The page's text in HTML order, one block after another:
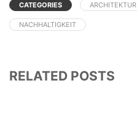
CATEGORIES ARCHITEKTUR
NACHHALTIGKEIT
RELATED POSTS